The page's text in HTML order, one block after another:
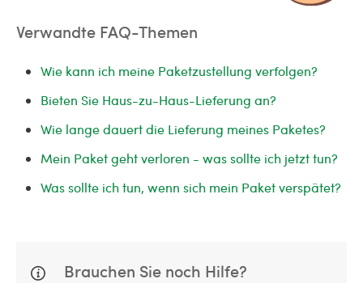
Verwandte FAQ-Themen
Wie kann ich meine Paketzustellung verfolgen?
Bieten Sie Haus-zu-Haus-Lieferung an?
Wie lange dauert die Lieferung meines Paketes?
Mein Paket geht verloren - was sollte ich jetzt tun?
Was sollte ich tun, wenn sich mein Paket verspätet?
Brauchen Sie noch Hilfe?